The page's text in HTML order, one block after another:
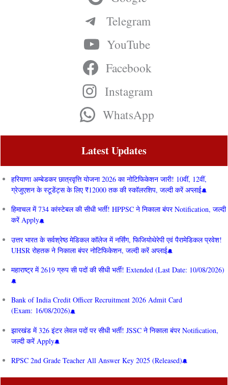
Telegram
YouTube
Facebook
Instagram
WhatsApp
Latest Updates
हरियाणा अम्बेडकर छात्रवृत्ति योजना 2026 का नोटिफिकेशन जारी! 10वीं, 12वीं,
ग्रेजुएशन के स्टूडेंट्स के लिए ₹12000 तक की स्कॉलरशिप, जल्दी करें अप्लाई
हिमाचल में 734 कांस्टेबल की सीधी भर्ती! HPPSC ने निकाला बंपर Notification, जल्दी
करें Apply
उत्तर भारत के सर्वश्रेष्ठ मेडिकल कॉलेज में नर्सिंग, फिजियोथेरेपी एवं पैरामेडिकल प्रवेश!
UHSR रोहतक ने निकाला बंपर नोटिफिकेशन, जल्दी करें अप्लाई
महाराष्ट्र में 2619 ग्रुप सी पदों की सीधी भर्ती! Extended (Last Date: 10/08/2026)
Bank of India Credit Officer Recruitment 2026 Admit Card
(Exam: 16/08/2026)
झारखंड में 326 इंटर लेवल पदों पर सीधी भर्ती! JSSC ने निकाला बंपर Notification,
जल्दी करें Apply
RPSC 2nd Grade Teacher All Answer Key 2025 (Released)